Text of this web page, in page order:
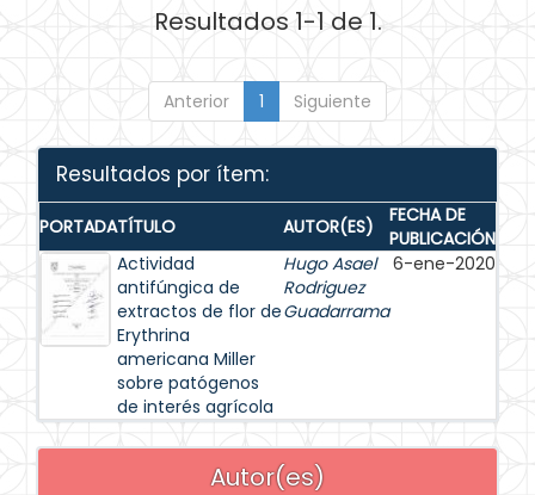
Resultados 1-1 de 1.
Anterior 1 Siguiente
Resultados por ítem:
PORTADATÍTULO AUTOR(ES)
FECHA DE
PUBLICACIÓN
Actividad
antifúngica de
extractos de flor de
Erythrina
americana Miller
sobre patógenos
de interés agrícola
Hugo Asael
Rodriguez
Guadarrama
6-ene-2020
Autor(es)